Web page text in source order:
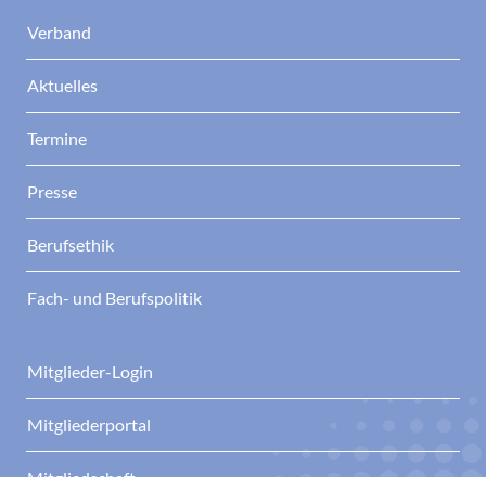
Verband
Aktuelles
Termine
Presse
Berufsethik
Fach- und Berufspolitik
Mitglieder-Login
Mitgliederportal